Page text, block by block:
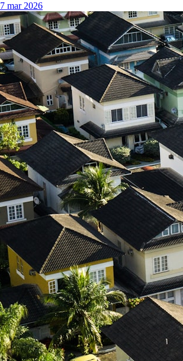
mar 2026